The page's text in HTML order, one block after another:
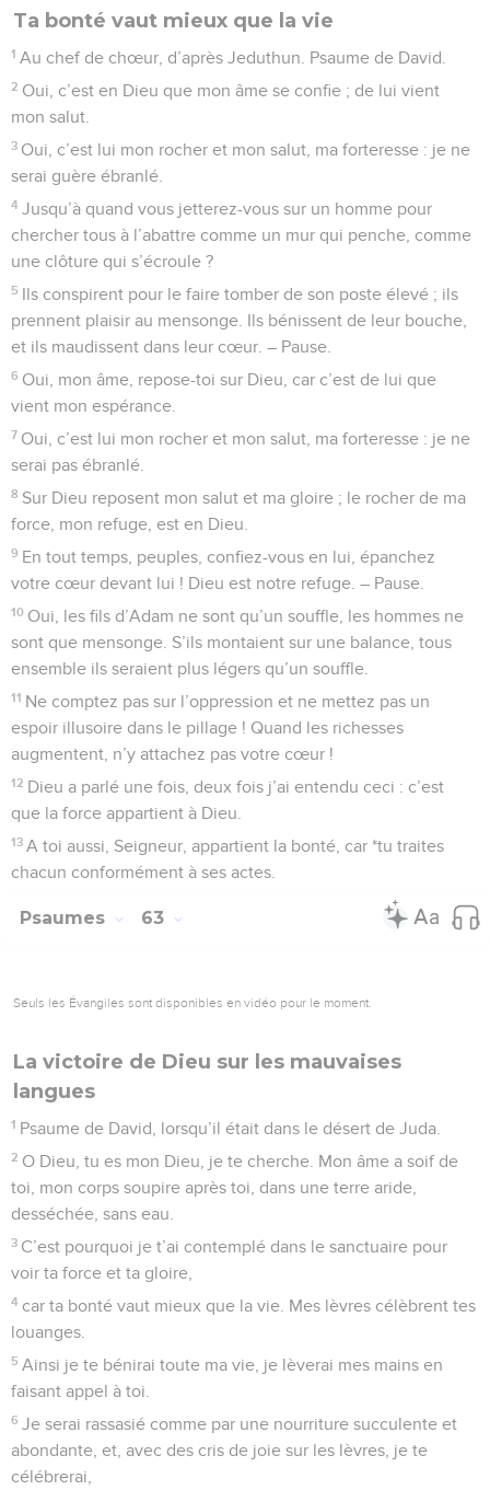
Ta bonté vaut mieux que la vie
1 Au chef de chœur, d’après Jeduthun. Psaume de David.
2 Oui, c’est en Dieu que mon âme se confie ; de lui vient
mon salut.
3 Oui, c’est lui mon rocher et mon salut, ma forteresse : je ne
serai guère ébranlé.
4 Jusqu’à quand vous jetterez-vous sur un homme pour
chercher tous à l’abattre comme un mur qui penche, comme
une clôture qui s’écroule ?
5 Ils conspirent pour le faire tomber de son poste élevé ; ils
prennent plaisir au mensonge. Ils bénissent de leur bouche,
et ils maudissent dans leur cœur. – Pause.
6 Oui, mon âme, repose-toi sur Dieu, car c’est de lui que
vient mon espérance.
7 Oui, c’est lui mon rocher et mon salut, ma forteresse : je ne
serai pas ébranlé.
8 Sur Dieu reposent mon salut et ma gloire ; le rocher de ma
force, mon refuge, est en Dieu.
9 En tout temps, peuples, confiez-vous en lui, épanchez
votre cœur devant lui ! Dieu est notre refuge. – Pause.
10 Oui, les fils d’Adam ne sont qu’un souffle, les hommes ne
sont que mensonge. S’ils montaient sur une balance, tous
ensemble ils seraient plus légers qu’un souffle.
11 Ne comptez pas sur l’oppression et ne mettez pas un
espoir illusoire dans le pillage ! Quand les richesses
augmentent, n’y attachez pas votre cœur !
12 Dieu a parlé une fois, deux fois j’ai entendu ceci : c’est
que la force appartient à Dieu.
13 A toi aussi, Seigneur, appartient la bonté, car *tu traites
chacun conformément à ses actes.
Psaumes 63
Seuls les Évangiles sont disponibles en vidéo pour le moment.
La victoire de Dieu sur les mauvaises
langues
1 Psaume de David, lorsqu’il était dans le désert de Juda.
2 O Dieu, tu es mon Dieu, je te cherche. Mon âme a soif de
toi, mon corps soupire après toi, dans une terre aride,
desséchée, sans eau.
3 C’est pourquoi je t’ai contemplé dans le sanctuaire pour
voir ta force et ta gloire,
4 car ta bonté vaut mieux que la vie. Mes lèvres célèbrent tes
louanges.
5 Ainsi je te bénirai toute ma vie, je lèverai mes mains en
faisant appel à toi.
6 Je serai rassasié comme par une nourriture succulente et
abondante, et, avec des cris de joie sur les lèvres, je te
célébrerai,